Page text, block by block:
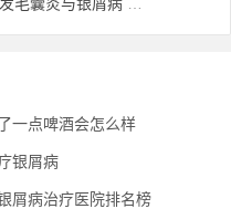
一点啤酒会怎么样
银屑病
屑病治疗医院排名榜